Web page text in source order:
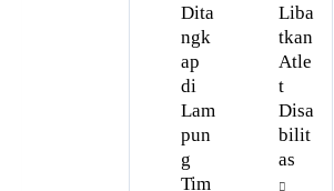
Dita
ngk
ap
di
Lam
pun
g
Tim
Liba
tkan
Atle
t
Disa
bilit
as